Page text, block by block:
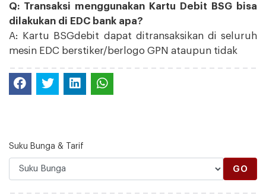
Q: Transaksi menggunakan Kartu Debit BSG bisa
dilakukan di EDC bank apa?
A: Kartu BSGdebit dapat ditransaksikan di seluruh
mesin EDC berstiker/berlogo GPN ataupun tidak
Suku Bunga & Tarif
GO